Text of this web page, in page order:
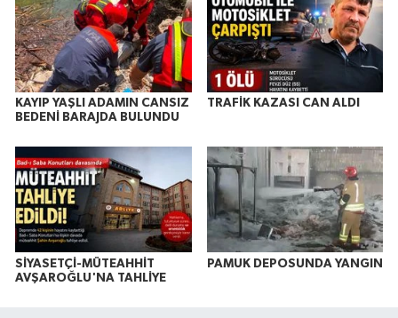
KAYIP YAŞLI ADAMIN CANSIZ
BEDENİ BARAJDA BULUNDU
TRAFİK KAZASI CAN ALDI
SİYASETÇİ-MÜTEAHHİT
AVŞAROĞLU'NA TAHLİYE
PAMUK DEPOSUNDA YANGIN